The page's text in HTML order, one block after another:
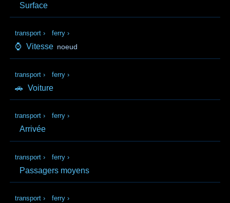
Surface
transport › ferry ›
⌚ Vitesse noeud
transport › ferry ›
🚗 Voiture
transport › ferry ›
Arrivée
transport › ferry ›
Passagers moyens
transport › ferry ›